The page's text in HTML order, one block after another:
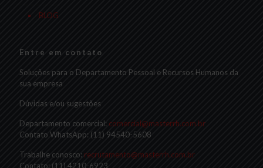
BLOG
Entre em contato
Soluções para o Departamento Pessoal e Recursos Humanos da
sua empresa
Dúvidas e/ou sugestões
Departamento comercial: comercial@masterrh.com.br
Contato WhatsApp: (11) 94540-5608
Trabalhe conosco: recrutamento@masterrh.com.br
Contato: (11) 4210-6923